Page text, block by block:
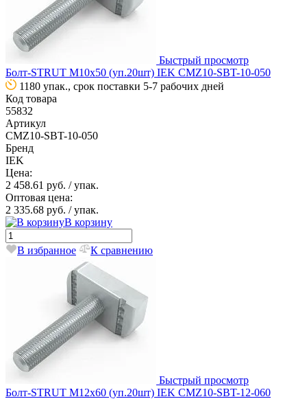
Быстрый просмотр
Болт-STRUT М10х50 (уп.20шт) IEK CMZ10-SBT-10-050
1180 упак., срок поставки 5-7 рабочих дней
Код товара
55832
Артикул
CMZ10-SBT-10-050
Бренд
IEK
Цена:
2 458.61 руб. / упак.
Оптовая цена:
2 335.68 руб. / упак.
В корзину
В избранное К сравнению
Быстрый просмотр
Болт-STRUT М12х60 (уп.20шт) IEK CMZ10-SBT-12-060